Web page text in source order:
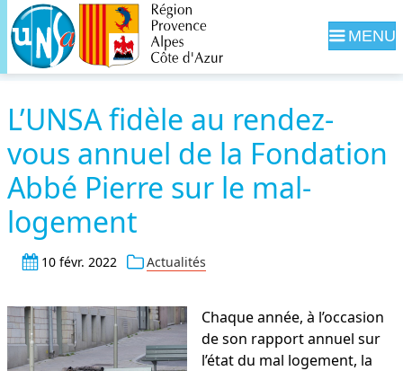
L’UNSA fidèle au rendez-
vous annuel de la Fondation
Abbé Pierre sur le mal-
logement
10 févr. 2022 Actualités
Chaque année, à l’occasion
de son rapport annuel sur
l’état du mal logement, la